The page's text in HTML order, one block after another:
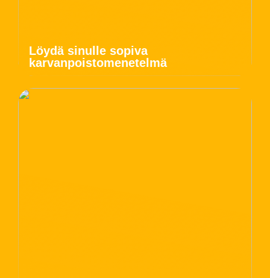
Löydä sinulle sopiva
karvanpoistomenetelmä